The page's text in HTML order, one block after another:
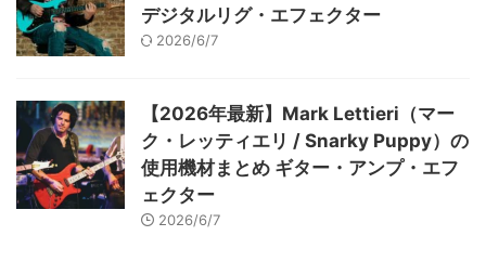
デジタルリグ・エフェクター
2026/6/7
【2026年最新】Mark Lettieri（マー
ク・レッティエリ / Snarky Puppy）の
使用機材まとめ ギター・アンプ・エフ
ェクター
2026/6/7